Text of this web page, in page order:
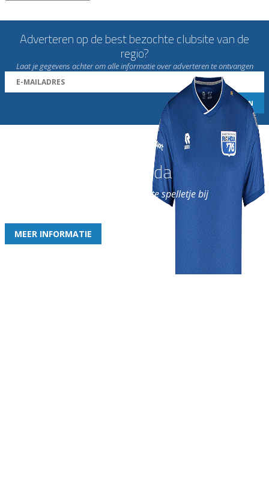
Adverteren op de best bezochte clubsite van de
regio?
Laat je gegevens achter om alle informatie over adverteren te ontvangen
Word nu lid van Rohda
en geniet iedere week van het leukste spelletje bij
MEER INFORMATIE